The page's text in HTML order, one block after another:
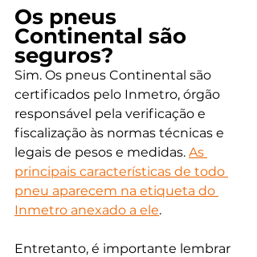
Os pneus
Continental são
seguros?
Sim. Os pneus Continental são
certificados pelo Inmetro, órgão
responsável pela verificação e
fiscalização às normas técnicas e
legais de pesos e medidas. As
principais características de todo
pneu aparecem na etiqueta do
Inmetro anexado a ele.
Entretanto, é importante lembrar